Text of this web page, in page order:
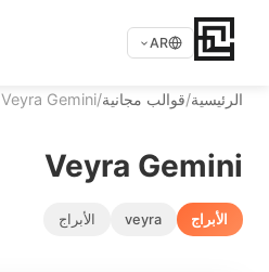
AR
الرئيسية/قوالب مجانية/
Veyra Gemini
Veyra Gemini
الأبراج veyra الأبراج